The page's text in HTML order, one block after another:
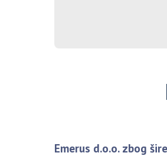
Emerus d.o.o. zbog